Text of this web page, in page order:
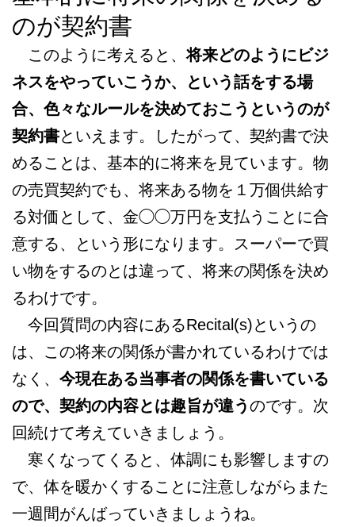
のが契約書
このように考えると、将来どのようにビジ
ネスをやっていこうか、という話をする場
合、色々なルールを決めておこうというのが
契約書といえます。したがって、契約書で決
めることは、基本的に将来を見ています。物
の売買契約でも、将来ある物を１万個供給す
る対価として、金◯◯万円を支払うことに合
意する、という形になります。スーパーで買
い物をするのとは違って、将来の関係を決め
るわけです。
今回質問の内容にあるRecital(s)というの
は、この将来の関係が書かれているわけでは
なく、 今現在ある当事者の関係を書いている
ので、契約の内容とは趣旨が違うのです。次
回続けて考えていきましょう。
寒くなってくると、体調にも影響しますの
で、体を暖かくすることに注意しながらまた
一週間がんばっていきましょうね。